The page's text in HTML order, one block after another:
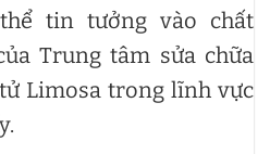
tin tưởng vào chất
Trung tâm sửa chữa
Limosa trong lĩnh vực